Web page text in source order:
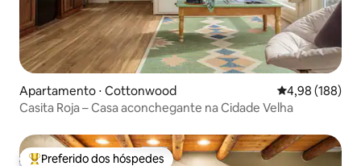
Apartamento ⋅ Cottonwood 4,98 de uma
4,98 (188)
Casita Roja – Casa aconchegante na Cidade Velha
Preferido dos hóspedes